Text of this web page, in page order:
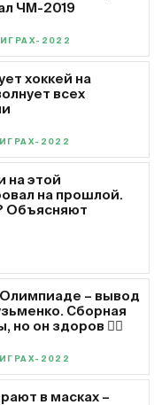
ЧМ-2019
2022
хоккей на
всех
2022
на этой
на прошлой.
Объясняют
Олимпиаде – вывод
Сборная
но он здоров 🤷‍♂️
2022
в масках –